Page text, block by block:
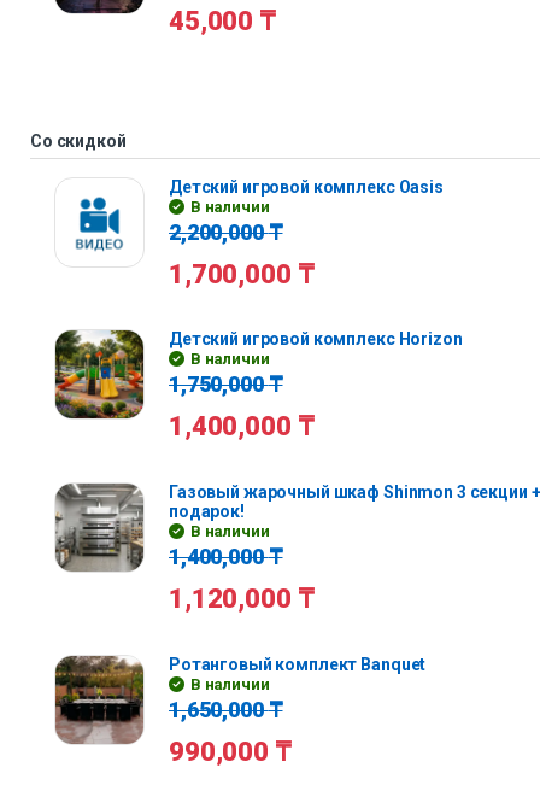
45,000 ₸
Со скидкой
Детский игровой комплекс Oasis
В наличии
2,200,000₸
1,700,000 ₸
Детский игровой комплекс Horizon
В наличии
1,750,000₸
1,400,000 ₸
Газовый жарочный шкаф Shinmon 3 секции
подарок!
В наличии
1,400,000₸
1,120,000 ₸
Ротанговый комплект Banquet
В наличии
1,650,000₸
990,000 ₸